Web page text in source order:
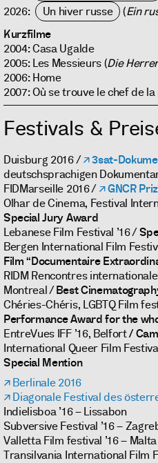
2026:
Un hiver russe (Ein
Kurzfilme
2004: Casa Ugalde
2005: Les Messieurs (Die
2006: Home
2007: Où se trouve le chef de
Festivals &
Duisburg 2016 / 3sat-
deutschsprachigen
FIDMarseille 2016 /
GNCR
Olhar de Cinema, Festival
Special Jury Award
Lebanese Film Festival ’16 /
Bergen International Film
Film “Documentaire
RIDM Rencontres
Montreal /Best
Chéries-Chéris, LGBTQ Film
Performance Award for the
EntreVues IFF ’16, Belfort/
International Queer Film
Special Mention
Berlinale 2016
Diagonale Festival des
Indielisboa ’16 – Lissabon
Subversive Festival ’16 –
Valletta Film festival ’16 – Malta
Transilvania International Film